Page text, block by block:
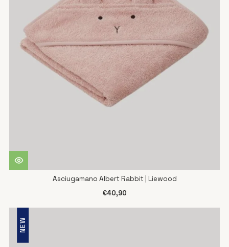
Asciugamano Albert Rabbit | Liewood
€40,90
NEW